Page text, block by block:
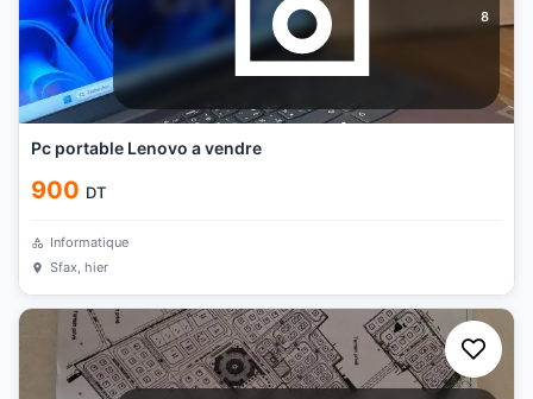
8
Pc portable Lenovo a vendre
900 DT
Informatique
Sfax, hier